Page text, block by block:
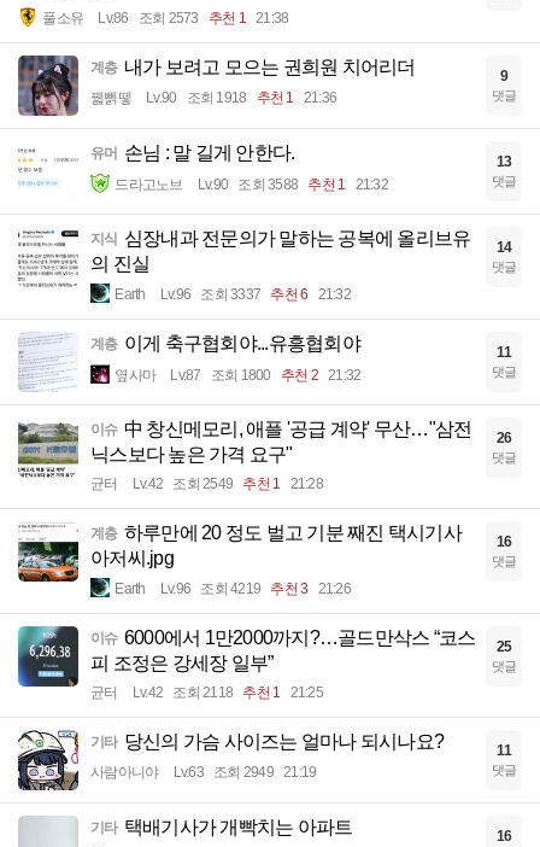
풀소유 Lv.86 조회 2573 추천 1 21:38
계층 내가 보려고 모으는 권희원 치어리더
꿻뻵뗗 Lv.90 조회 1918 추천 1 21:36
9
댓글
유머 손님 : 말 길게 안한다.
드라고노브 Lv.90 조회 3588 추천 1 21:32
13
댓글
지식
심장내과 전문의가 말하는 공복에 올리브유
의 진실
Earth Lv.96 조회 3337 추천 6 21:32
14
댓글
계층 이게 축구협회야...유흥협회야
옆사마 Lv.87 조회 1800 추천 2 21:32
11
댓글
이슈 中 창신메모리, 애플 '공급 계약' 무산…"삼전
닉스보다 높은 가격 요구"
균터 Lv.42 조회 2549 추천 1 21:28
26
댓글
계층 하루만에 20 정도 벌고 기분 째진 택시기사
아저씨.jpg
Earth Lv.96 조회 4219 추천 3 21:26
16
댓글
이슈 6000에서 1만2000까지?…골드만삭스 “코스
피 조정은 강세장 일부”
균터 Lv.42 조회 2118 추천 1 21:25
25
댓글
기타 당신의 가슴 사이즈는 얼마나 되시나요?
사람아니야 Lv.63 조회 2949 21:19
11
댓글
기타 택배기사가 개빡치는 아파트 16